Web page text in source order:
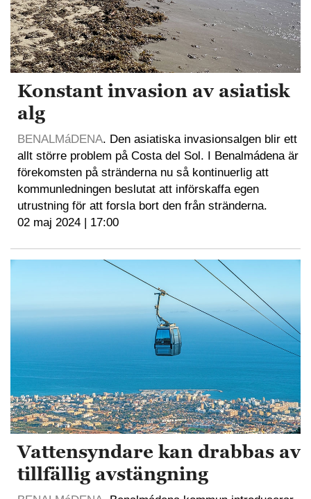
Konstant invasion av asiatisk
alg
BENALMáDENA. Den asiatiska invasionsalgen blir ett
allt större problem på Costa del Sol. I Benalmádena är
förekomsten på stränderna nu så kontinuerlig att
kommunledningen beslutat att införskaffa egen
utrustning för att forsla bort den från stränderna.
02 maj 2024 | 17:00
Vattensyndare kan drabbas av
tillfällig avstängning